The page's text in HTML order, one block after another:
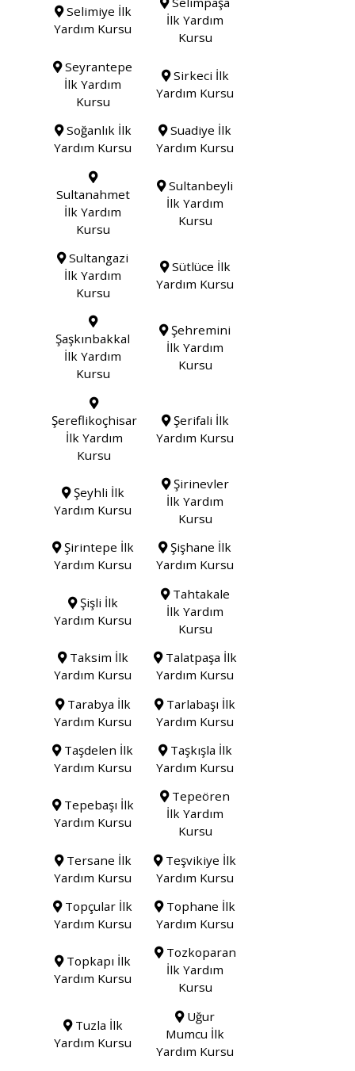
Selimiye İlk
Yardım Kursu
İlk Yardım
Kursu
Seyrantepe
İlk Yardım
Kursu
Sirkeci İlk
Yardım Kursu
Soğanlık İlk
Yardım Kursu
Suadiye İlk
Yardım Kursu
Sultanahmet
İlk Yardım
Kursu
Sultanbeyli
İlk Yardım
Kursu
Sultangazi
İlk Yardım
Kursu
Sütlüce İlk
Yardım Kursu
Şaşkınbakkal
İlk Yardım
Kursu
Şehremini
İlk Yardım
Kursu
Şereflikoçhisar
İlk Yardım
Kursu
Şerifali İlk
Yardım Kursu
Şeyhli İlk
Yardım Kursu
Şirinevler
İlk Yardım
Kursu
Şirintepe İlk
Yardım Kursu
Şişhane İlk
Yardım Kursu
Şişli İlk
Yardım Kursu
Tahtakale
İlk Yardım
Kursu
Taksim İlk
Yardım Kursu
Talatpaşa İlk
Yardım Kursu
Tarabya İlk
Yardım Kursu
Tarlabaşı İlk
Yardım Kursu
Taşdelen İlk
Yardım Kursu
Taşkışla İlk
Yardım Kursu
Tepebaşı İlk
Yardım Kursu
Tepeören
İlk Yardım
Kursu
Tersane İlk
Yardım Kursu
Teşvikiye İlk
Yardım Kursu
Topçular İlk
Yardım Kursu
Tophane İlk
Yardım Kursu
Topkapı İlk
Yardım Kursu
Tozkoparan
İlk Yardım
Kursu
Tuzla İlk
Yardım Kursu
Uğur
Mumcu İlk
Yardım Kursu